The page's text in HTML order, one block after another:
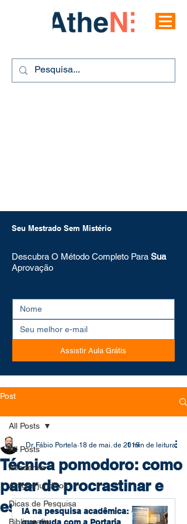
Seu Mestrado Sem Mistério
Descubra O Método Completo Para Sua
Aprovação
Assistir Aula Grátis
Post
All Posts
Academia
Artigos jurídicos
Dicas de Pesquisa
Bibliografia
All Posts
Técnica pomodoro: como
parar de procrastinar e
estudar melhor
Dr. Fábio Portela 18 de mai. de 20191 min de leitura
IA na pesquisa acadêmica: o